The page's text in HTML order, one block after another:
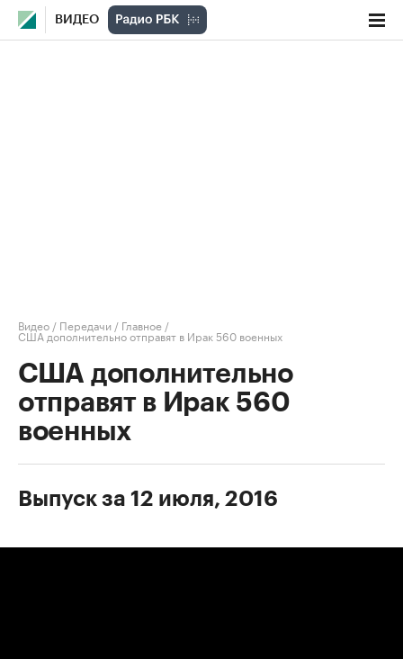
ВИДЕО
Видео / Передачи / Главное /
США дополнительно отправят в Ирак 560 военных
США дополнительно
отправят в Ирак 560
военных
Выпуск за 12 июля, 2016